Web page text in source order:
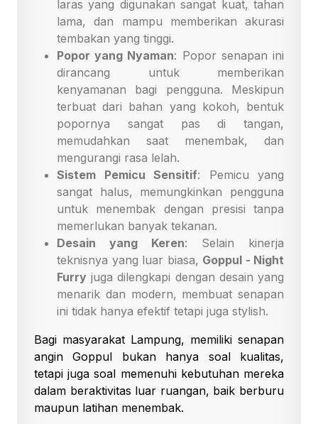
laras yang digunakan sangat kuat, tahan
lama, dan mampu memberikan akurasi
tembakan yang tinggi.
Popor yang Nyaman: Popor senapan ini
dirancang untuk memberikan
kenyamanan bagi pengguna. Meskipun
terbuat dari bahan yang kokoh, bentuk
popornya sangat pas di tangan,
memudahkan saat menembak, dan
mengurangi rasa lelah.
Sistem Pemicu Sensitif: Pemicu yang
sangat halus, memungkinkan pengguna
untuk menembak dengan presisi tanpa
memerlukan banyak tekanan.
Desain yang Keren: Selain kinerja
teknisnya yang luar biasa, Goppul - Night
Furry juga dilengkapi dengan desain yang
menarik dan modern, membuat senapan
ini tidak hanya efektif tetapi juga stylish.
Bagi masyarakat Lampung, memiliki senapan
angin Goppul bukan hanya soal kualitas,
tetapi juga soal memenuhi kebutuhan mereka
dalam beraktivitas luar ruangan, baik berburu
maupun latihan menembak.